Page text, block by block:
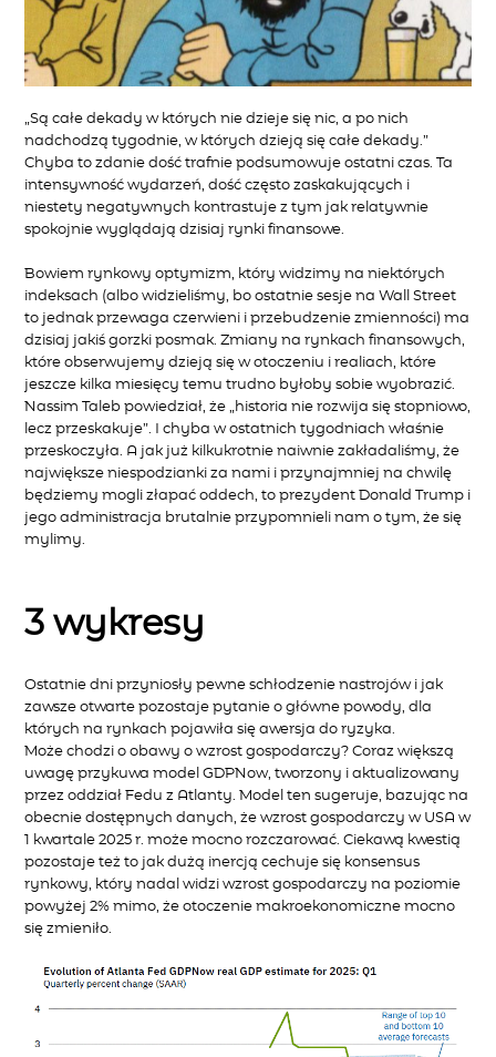
„Są całe dekady w których nie dzieje się nic, a po nich
nadchodzą tygodnie, w których dzieją się całe dekady.”
Chyba to zdanie dość trafnie podsumowuje ostatni czas. Ta
intensywność wydarzeń, dość często zaskakujących i
niestety negatywnych kontrastuje z tym jak relatywnie
spokojnie wyglądają dzisiaj rynki finansowe.
Bowiem rynkowy optymizm, który widzimy na niektórych
indeksach (albo widzieliśmy, bo ostatnie sesje na Wall Street
to jednak przewaga czerwieni i przebudzenie zmienności) ma
dzisiaj jakiś gorzki posmak. Zmiany na rynkach finansowych,
które obserwujemy dzieją się w otoczeniu i realiach, które
jeszcze kilka miesięcy temu trudno byłoby sobie wyobrazić.
Nassim Taleb powiedział, że „historia nie rozwija się stopniowo,
lecz przeskakuje”. I chyba w ostatnich tygodniach właśnie
przeskoczyła. A jak już kilkukrotnie naiwnie zakładaliśmy, że
największe niespodzianki za nami i przynajmniej na chwilę
będziemy mogli złapać oddech, to prezydent Donald Trump i
jego administracja brutalnie przypomnieli nam o tym, że się
mylimy.
3 wykresy
Ostatnie dni przyniosły pewne schłodzenie nastrojów i jak
zawsze otwarte pozostaje pytanie o główne powody, dla
których na rynkach pojawiła się awersja do ryzyka.
Może chodzi o obawy o wzrost gospodarczy? Coraz większą
uwagę przykuwa model GDPNow, tworzony i aktualizowany
przez oddział Fedu z Atlanty. Model ten sugeruje, bazując na
obecnie dostępnych danych, że wzrost gospodarczy w USA w
1 kwartale 2025 r. może mocno rozczarować. Ciekawą kwestią
pozostaje też to jak dużą inercją cechuje się konsensus
rynkowy, który nadal widzi wzrost gospodarczy na poziomie
powyżej 2% mimo, że otoczenie makroekonomiczne mocno
się zmieniło.